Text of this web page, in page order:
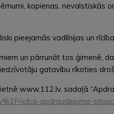
kopienas, nevalstiskās
pieejamās vadlīnijas un
un pārrunāt tos ģimenē,
gatavību rīkoties
www.112.lv, sadaļā
apdraudejuma-